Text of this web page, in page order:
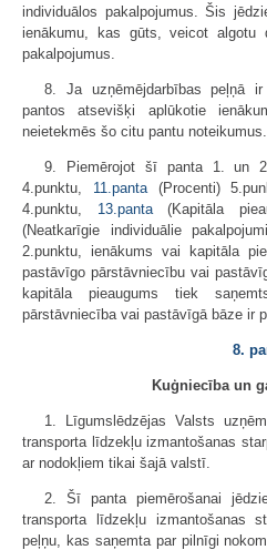
individuālos pakalpojumus. Šis
ienākumu, kas gūts, veicot algotu
pakalpojumus.
8. Ja uzņēmējdarbības peļņā
pantos atsevišķi aplūkotie
neietekmēs šo citu pantu noteikumus.
9. Piemērojot šī panta 1. un
4.punktu, 11.panta(Procenti)
4.punktu, 13.panta(Kapitāla
(Neatkarīgie individuālie
2.punktu, ienākums vai kapitāla
pastāvīgo pārstāvniecību vai
kapitāla pieaugums tiek
pārstāvniecība vai pastāvīgā bāze ir
8.
Kuģniecība un
1. Līgumslēdzējas Valsts
transporta līdzekļu izmantošanas
ar nodokļiem tikai šajā valstī.
2. Šī panta piemērošanai
transporta līdzekļu izmantošanas
peļņu, kas saņemta par pilnīgi